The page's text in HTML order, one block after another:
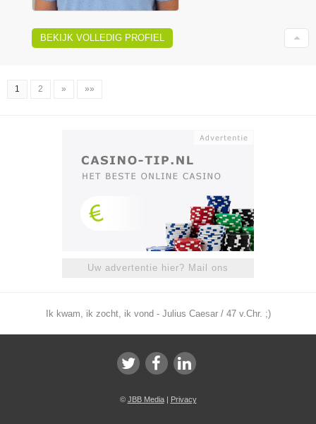
BEKIJK VOLLEDIG PROFIEL
1 2 » »»
Uw advertentie hier? Mail ons
Ik kwam, ik zocht, ik vond - Julius Caesar / 47 v.Chr. ;)
© JBB Media| Privacy